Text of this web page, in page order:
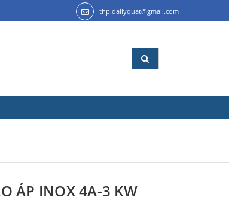
thp.dailyquat@gmail.com
ÁP INOX 4A-3 KW